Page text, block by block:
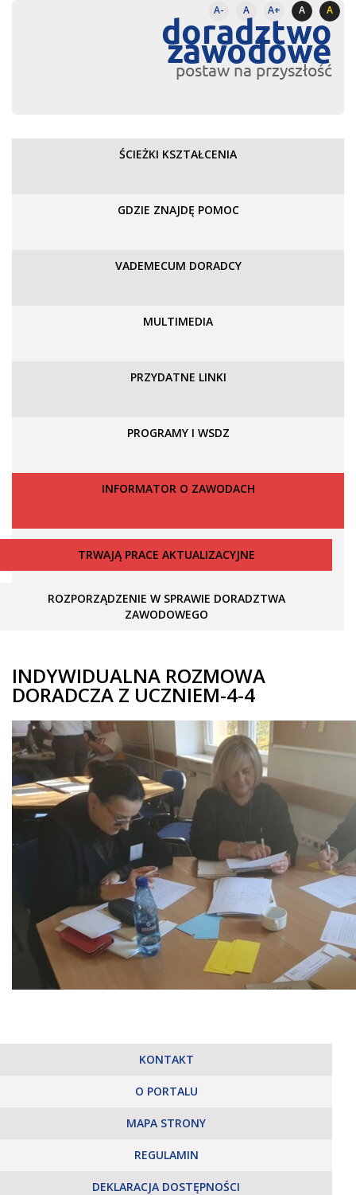
A- A A+ A A
doradztwo
zawodowe
postaw na przyszłość
ŚCIEŻKI KSZTAŁCENIA
GDZIE ZNAJDĘ POMOC
VADEMECUM DORADCY
MULTIMEDIA
PRZYDATNE LINKI
PROGRAMY I WSDZ
INFORMATOR O ZAWODACH
TRWAJĄ PRACE AKTUALIZACYJNE
ROZPORZĄDZENIE W SPRAWIE DORADZTWA
ZAWODOWEGO
INDYWIDUALNA ROZMOWA
DORADCZA Z UCZNIEM-4-4
KONTAKT
O PORTALU
MAPA STRONY
REGULAMIN
DEKLARACJA DOSTĘPNOŚCI